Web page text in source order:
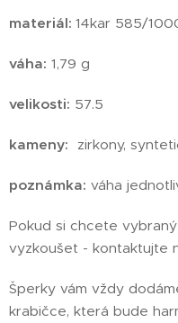
materiál: 14kar 585/
váha: 1,79 g
velikosti: 57.5
kameny: zirkony,
poznámka: váha
Pokud si chcete
vyzkoušet - kontaktujte
Šperky vám vždy
krabičce, která bude